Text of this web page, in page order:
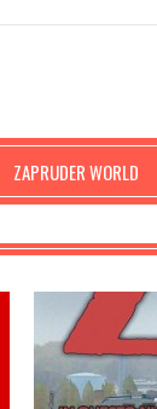
ZAPRUDER WORLD